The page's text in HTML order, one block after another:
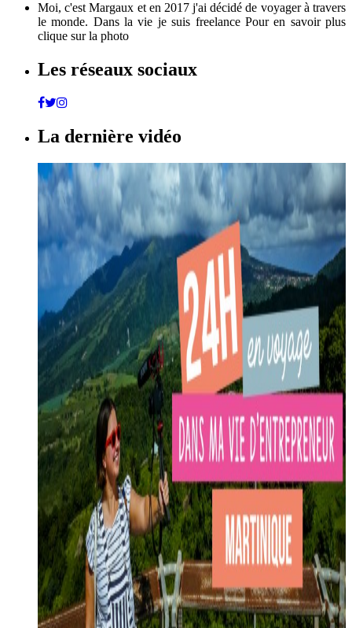
Moi, c'est Margaux et en 2017 j'ai décidé de voyager à travers
le monde. Dans la vie je suis freelance Pour en savoir plus
clique sur la photo
Les réseaux sociaux
La dernière vidéo